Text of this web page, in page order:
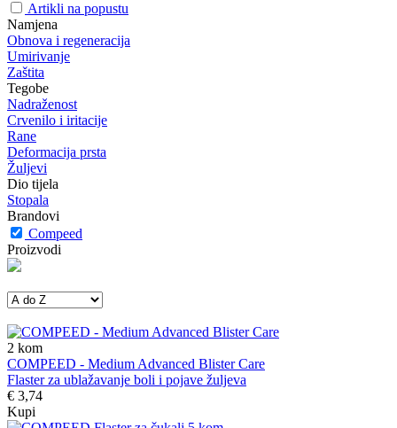
Artikli na popustu
Namjena
Obnova i regeneracija
Umirivanje
Zaštita
Tegobe
Nadraženost
Crvenilo i iritacije
Rane
Deformacija prsta
Žuljevi
Dio tijela
Stopala
Brandovi
Compeed
Proizvodi
2 kom
COMPEED - Medium Advanced Blister Care
Flaster za ublažavanje boli i pojave žuljeva
€ 3,74
Kupi